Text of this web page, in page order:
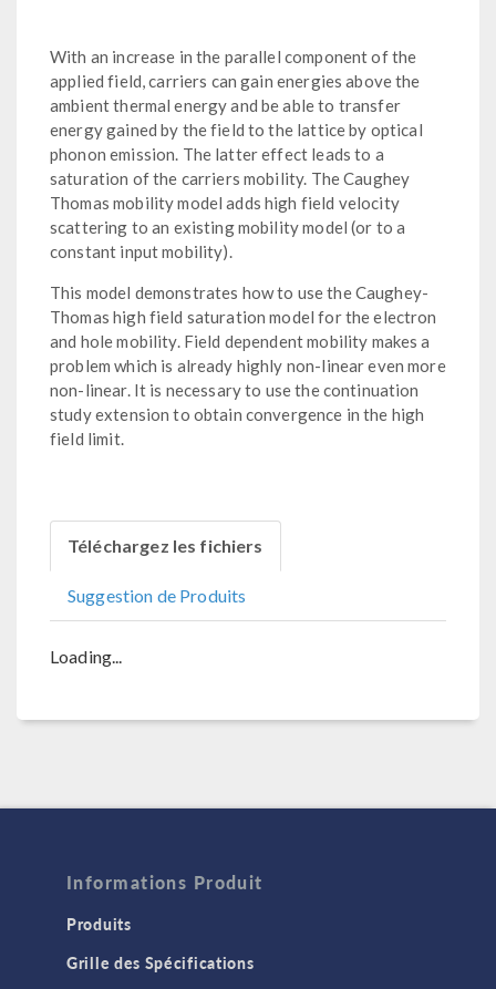
With an increase in the parallel component of the
applied field, carriers can gain energies above the
ambient thermal energy and be able to transfer
energy gained by the field to the lattice by optical
phonon emission. The latter effect leads to a
saturation of the carriers mobility. The Caughey
Thomas mobility model adds high field velocity
scattering to an existing mobility model (or to a
constant input mobility).
This model demonstrates how to use the Caughey-
Thomas high field saturation model for the electron
and hole mobility. Field dependent mobility makes a
problem which is already highly non-linear even more
non-linear. It is necessary to use the continuation
study extension to obtain convergence in the high
field limit.
Téléchargez les fichiers
Suggestion de Produits
Loading...
Informations Produit
Produits
Grille des Spécifications